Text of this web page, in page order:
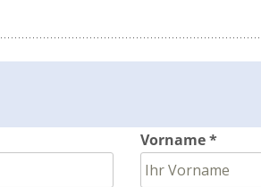
Vorname *